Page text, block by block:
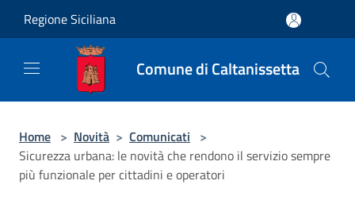
Regione Siciliana
Comune di Caltanissetta
Home > Novità > Comunicati >
Sicurezza urbana: le novità che rendono il servizio sempre
più funzionale per cittadini e operatori